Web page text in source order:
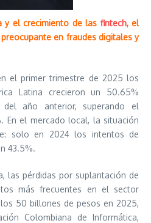
y el crecimiento de las fintech, el
en fraudes digitales y
el primer trimestre de 2025 los
Latina crecieron un 50.65%
año anterior, superando el
En el mercado local, la situación
solo en 2024 los intentos de
43.5%.
las pérdidas por suplantación de
más frecuentes en el sector
50 billones de pesos en 2025,
Colombiana de Informática,